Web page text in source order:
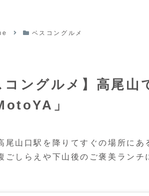
ベスコングルメ
コングルメ】高尾
」
尾山口駅を降りてすぐの場所にあ
ごしらえや下山後のご褒美ラン